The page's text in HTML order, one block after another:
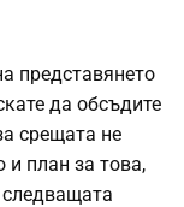
представянето
да обсъдите
срещата не
и план за това,
следващата